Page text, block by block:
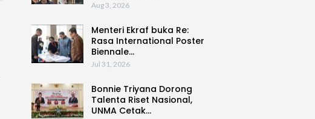
Aug 3, 2026
Menteri Ekraf buka Re:
Rasa International Poster
Biennale…
Jul 31, 2026
Bonnie Triyana Dorong
Talenta Riset Nasional,
UNMA Cetak…